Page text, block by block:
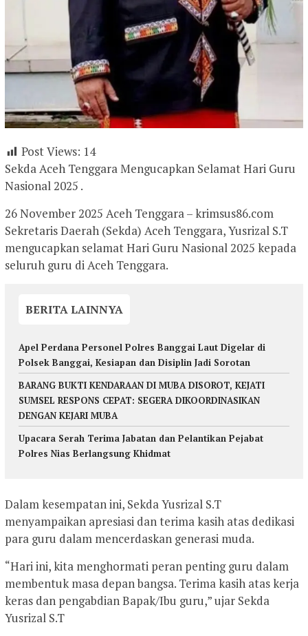
Post Views: 14
Sekda Aceh Tenggara Mengucapkan Selamat Hari Guru
Nasional 2025 .
26 November 2025 Aceh Tenggara – krimsus86.com
Sekretaris Daerah (Sekda) Aceh Tenggara, Yusrizal S.T
mengucapkan selamat Hari Guru Nasional 2025 kepada
seluruh guru di Aceh Tenggara.
BERITA LAINNYA
Apel Perdana Personel Polres Banggai Laut Digelar di
Polsek Banggai, Kesiapan dan Disiplin Jadi Sorotan
BARANG BUKTI KENDARAAN DI MUBA DISOROT, KEJATI
SUMSEL RESPONS CEPAT: SEGERA DIKOORDINASIKAN
DENGAN KEJARI MUBA
Upacara Serah Terima Jabatan dan Pelantikan Pejabat
Polres Nias Berlangsung Khidmat
Dalam kesempatan ini, Sekda Yusrizal S.T
menyampaikan apresiasi dan terima kasih atas dedikasi
para guru dalam mencerdaskan generasi muda.
“Hari ini, kita menghormati peran penting guru dalam
membentuk masa depan bangsa. Terima kasih atas kerja
keras dan pengabdian Bapak/Ibu guru,” ujar Sekda
Yusrizal S.T